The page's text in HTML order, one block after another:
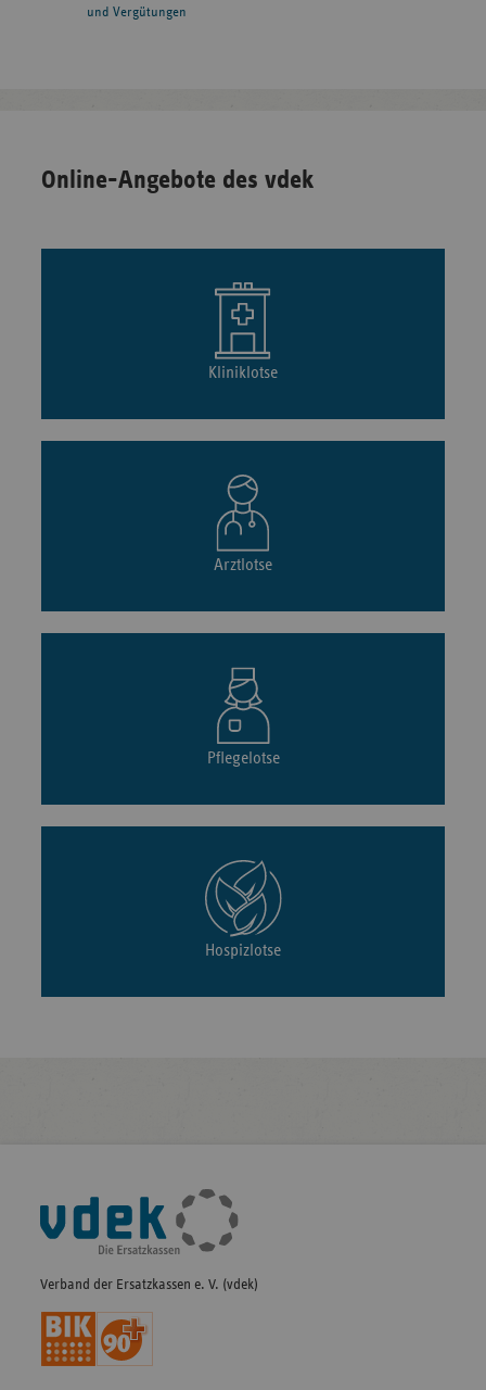
und Vergütungen
Online-Angebote des vdek
Kliniklotse
Arztlotse
Pflegelotse
Hospizlotse
Fußleisten-
Navigation
Verband der Ersatzkassen e. V. (vdek)